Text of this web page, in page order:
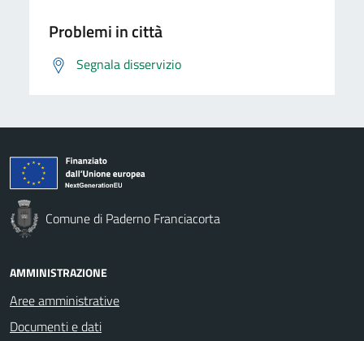
Problemi in città
Segnala disservizio
Comune di Paderno Franciacorta
AMMINISTRAZIONE
Aree amministrative
Documenti e dati